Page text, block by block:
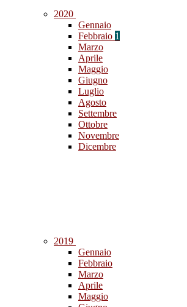
2020
Gennaio
Febbraio 1
Marzo
Aprile
Maggio
Giugno
Luglio
Agosto
Settembre
Ottobre
Novembre
Dicembre
2019
Gennaio
Febbraio
Marzo
Aprile
Maggio